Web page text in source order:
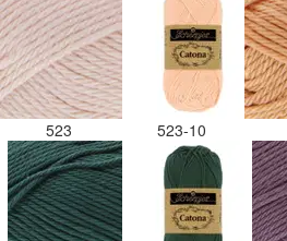
523 523-10